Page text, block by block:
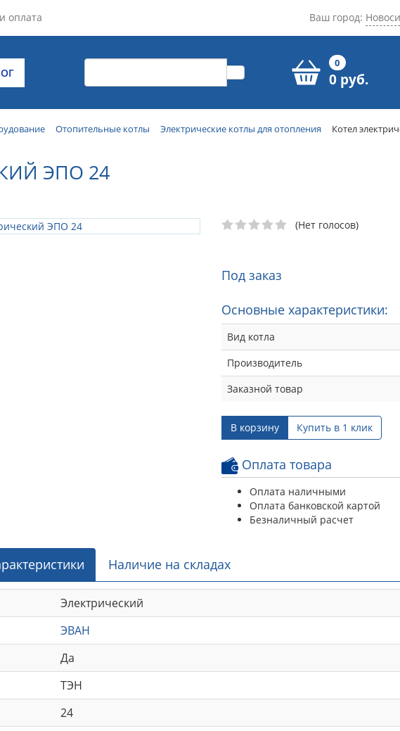
оплата Ваш город:
0
0 руб.
Отопительные котлы Электрические котлы для отопления Котел
ЭПО 24
(Нет голосов)
Под заказ
Основные характеристики:
Вид котла
Производитель
Заказной товар
В корзину Купить в 1 клик
Оплата товара
Оплата наличными
Оплата банковской картой
Безналичный расчет
Наличие на складах
Электрический
ЭВАН
Да
ТЭН
24